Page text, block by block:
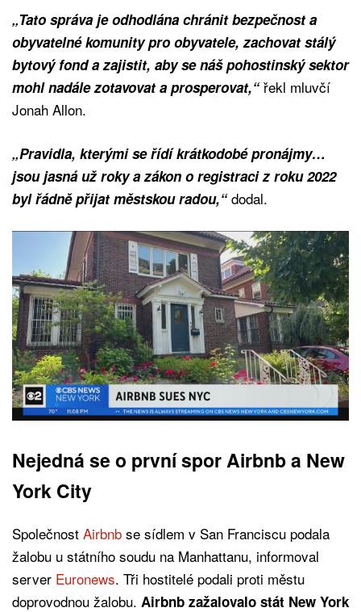
„Tato správa je odhodlána chránit bezpečnost a
obyvatelné komunity pro obyvatele, zachovat stálý
bytový fond a zajistit, aby se náš pohostinský sektor
mohl nadále zotavovat a prosperovat,“řekl mluvčí
Jonah Allon.
„Pravidla, kterými se řídí krátkodobé pronájmy…
jsou jasná už roky a zákon o registraci z roku 2022
byl řádně přijat městskou radou,“dodal.
Nejedná se o první spor Airbnb a New
York City
Společnost Airbnb se sídlem v San Franciscu podala
žalobu u státního soudu na Manhattanu, informoval
server Euronews. Tři hostitelé podali proti městu
doprovodnou žalobu. Airbnb zažalovalo stát New York